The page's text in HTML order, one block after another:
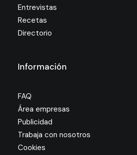
Entrevistas
Recetas
Directorio
Información
FAQ
Área empresas
Publicidad
Trabaja con nosotros
Cookies